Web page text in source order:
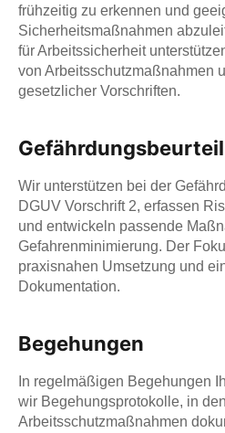
frühzeitig zu erkennen und
Sicherheitsmaßnahmen
für Arbeitssicherheit
von Arbeitsschutzmaßnahmen
gesetzlicher Vorschriften.
Wir unterstützen bei der
DGUV Vorschrift 2, erfassen
und entwickeln passende
Gefahrenminimierung. Der
praxisnahen Umsetzung und
Dokumentation.
Begehungen
In regelmäßigen Begehungen
wir Begehungsprotokolle, in
Arbeitsschutzmaßnahmen